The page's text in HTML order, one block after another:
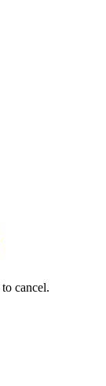
to cancel.